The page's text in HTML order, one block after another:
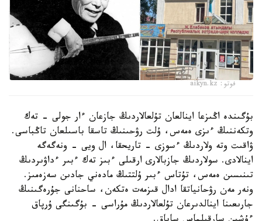
فوتو: aikyn.kz
بۇگىندە اڭىزعا اينالعان تۇلعالاردىڭ جازعان ءار جولى - تەك
وتكەننىڭ ءىزى ەمەس، ۇلت رۋحىنىڭ تاسقا باسىلعان تاڭباسى.
ۋاقىت وتە ولاردىڭ ءسوزى - تاريحقا، ال ويى - ونەگەگە
اينالادى. سولاردىڭ جازبالارى ارقىلى ءبىز تەك ءبىر ءداۋىردىڭ
تىنىسىن ەمەس، تۇتاس ءبىر ۇلتتىڭ مادەني جادىن سەزەمىز.
ونەر مەن رۋحانياتقا ادال قىزمەت ەتكەن، ساحنانى جۇرەگىنىڭ
جارىعىنا اينالدىرعان تۇلعالاردىڭ مۇراسى - بۇگىنگى ۇرپاق